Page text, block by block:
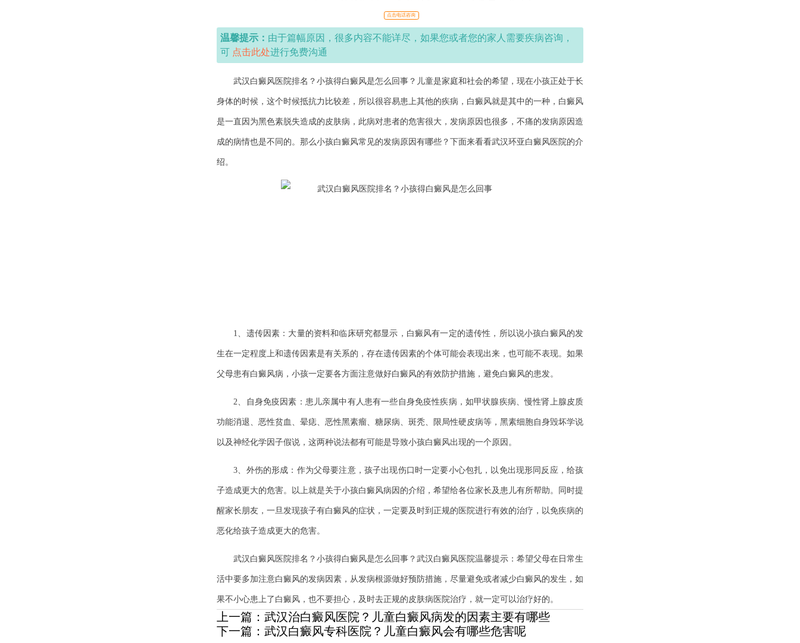
点击电话咨询
温馨提示： 由于篇幅原因，很多内容不能详尽，如果您或者您的家人需要疾病咨询，
可 点击此处进行免费沟通
武汉白癜风医院排名？小孩得白癜风是怎么回事？儿童是家庭和社会的希望，现在小孩正处于长
身体的时候，这个时候抵抗力比较差，所以很容易患上其他的疾病，白癜风就是其中的一种，白癜风
是一直因为黑色素脱失造成的皮肤病，此病对患者的危害很大，发病原因也很多，不痛的发病原因造
成的病情也是不同的。那么小孩白癜风常见的发病原因有哪些？下面来看看武汉环亚白癜风医院的介
绍。
1、遗传因素：大量的资料和临床研究都显示，白癜风有一定的遗传性，所以说小孩白癜风的发
生在一定程度上和遗传因素是有关系的，存在遗传因素的个体可能会表现出来，也可能不表现。如果
父母患有白癜风病，小孩一定要各方面注意做好白癜风的有效防护措施，避免白癜风的患发。
2、自身免疫因素：患儿亲属中有人患有一些自身免疫性疾病，如甲状腺疾病、慢性肾上腺皮质
功能消退、恶性贫血、晕痣、恶性黑素瘤、糖尿病、斑秃、限局性硬皮病等，黑素细胞自身毁坏学说
以及神经化学因子假说，这两种说法都有可能是导致小孩白癜风出现的一个原因。
3、外伤的形成：作为父母要注意，孩子出现伤口时一定要小心包扎，以免出现形同反应，给孩
子造成更大的危害。以上就是关于小孩白癜风病因的介绍，希望给各位家长及患儿有所帮助。同时提
醒家长朋友，一旦发现孩子有白癜风的症状，一定要及时到正规的医院进行有效的治疗，以免疾病的
恶化给孩子造成更大的危害。
武汉白癜风医院排名？小孩得白癜风是怎么回事？武汉白癜风医院温馨提示：希望父母在日常生
活中要多加注意白癜风的发病因素，从发病根源做好预防措施，尽量避免或者减少白癜风的发生，如
果不小心患上了白癜风，也不要担心，及时去正规的皮肤病医院治疗，就一定可以治疗好的。
上一篇： 武汉治白癜风医院？儿童白癜风病发的因素主要有哪些
下一篇： 武汉白癜风专科医院？儿童白癜风会有哪些危害呢